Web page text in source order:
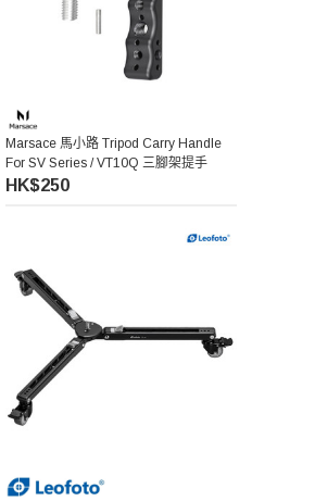
Marsace 馬小路 Tripod Carry Handle
For SV Series / VT10Q 三腳架提手
HK$250